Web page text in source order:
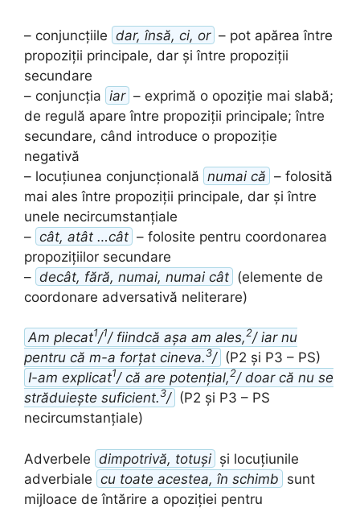
– conjuncțiile dar, însă, ci, or – pot apărea între
propoziții principale, dar și între propoziții
secundare
– conjuncția iar – exprimă o opoziție mai slabă;
de regulă apare între propoziții principale; între
secundare, când introduce o propoziție
negativă
– locuțiunea conjuncțională numai că – folosită
mai ales între propoziții principale, dar și între
unele necircumstanțiale
– cât, atât …cât – folosite pentru coordonarea
propozițiilor secundare
– decât, fără, numai, numai cât (elemente de
coordonare adversativă neliterare)
Am plecat1/1/ fiindcă așa am ales,2/ iar nu
pentru că m-a forțat cineva.3/ (P2 și P3 – PS)
I-am explicat1/ că are potențial,2/ doar că nu se
străduiește suficient.3/ (P2 și P3 – PS
necircumstanțiale)
Adverbele dimpotrivă, totuși și locuțiunile
adverbiale cu toate acestea, în schimb sunt
mijloace de întărire a opoziției pentru